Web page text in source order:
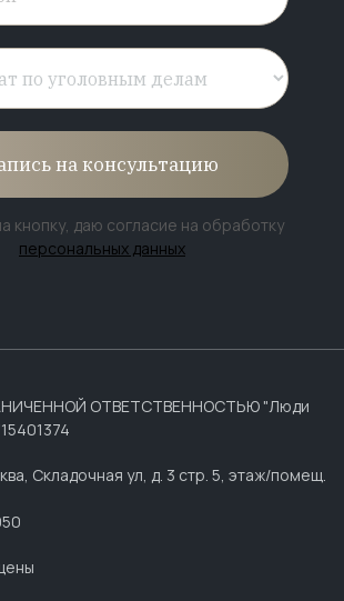
на консультацию
кнопку, даю согласие на обработку
персональных данных
ОТВЕТСТВЕННОСТЬЮ "Люди
Складочная ул, д. 3 стр. 5, этаж/помещ.